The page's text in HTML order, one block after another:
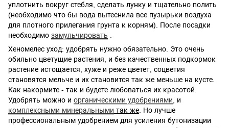
уплотнить вокруг стебля, сделать лунку и тщательно полить
(необходимо что бы вода вытеснила все пузырьки воздуха
для плотного прилегания грунта к корням). После посадки
необходимо замульчировать
Хеномелес уход: удобрять нужно обязательно. Это очень
обильно цветущие растения, и без качественных подкормок
растение истощается, хуже и реже цветет, соцветия
становятся мельче и их становится так же меньше на кусте.
Как накормите - так и будете любоваться их красотой.
Удобрять можно и органическими удобрениями , и
комплексными минеральными так же . Но лучше
профессиональным удобрением для усиления бутонизации